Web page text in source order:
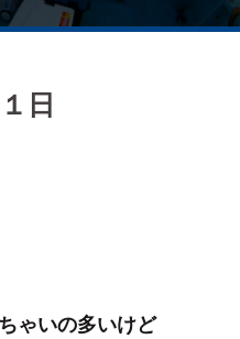
日
ゃいの多いけど